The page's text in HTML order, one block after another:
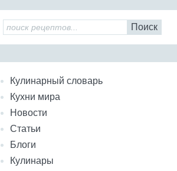
Поиск
Кулинарный словарь
Кухни мира
Новости
Статьи
Блоги
Кулинары